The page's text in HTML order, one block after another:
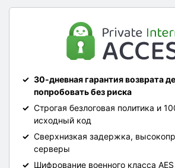
30-дневная гарантия возврата
попробовать без риска
Строгая безлоговая политика и
исходный код
Сверхнизкая задержка,
серверы
Шифрование военного класса